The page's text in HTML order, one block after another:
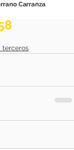
Carranza
terceros